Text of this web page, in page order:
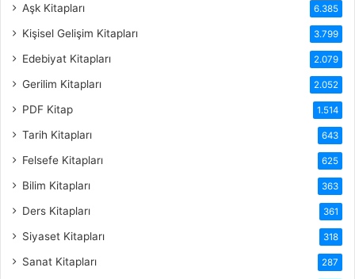
Aşk Kitapları 6.385
Kişisel Gelişim Kitapları 3.799
Edebiyat Kitapları 2.079
Gerilim Kitapları 2.052
PDF Kitap 1.514
Tarih Kitapları 643
Felsefe Kitapları 625
Bilim Kitapları 363
Ders Kitapları 361
Siyaset Kitapları 318
Sanat Kitapları 287